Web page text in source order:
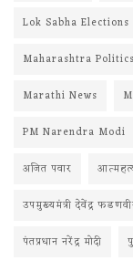
Lok Sabha Elections
Maharashtra Politics
Marathi News
PM Narendra Modi
अजित पवार
उपमुख्यमंत्री देवेंद्र
पंतप्रधान नरेंद्र मोदी